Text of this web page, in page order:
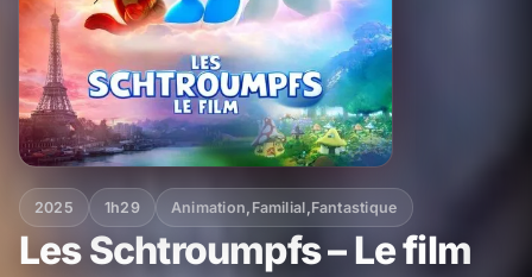
2025 1h29 Animation, Familial,Fantastique
Les Schtroumpfs – Le film